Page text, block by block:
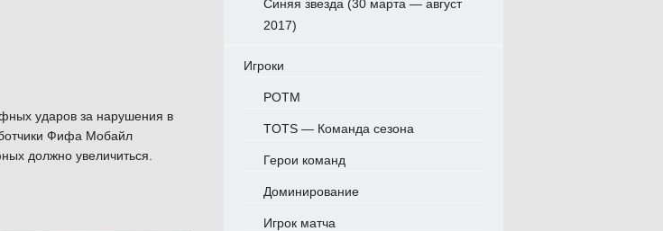
ударов за нарушения в
Фифа Мобайл
должно увеличиться.
Синяя звезда (30 марта — август
2017)
Игроки
POTM
TOTS — Команда сезона
Герои команд
Доминирование
Игрок матча